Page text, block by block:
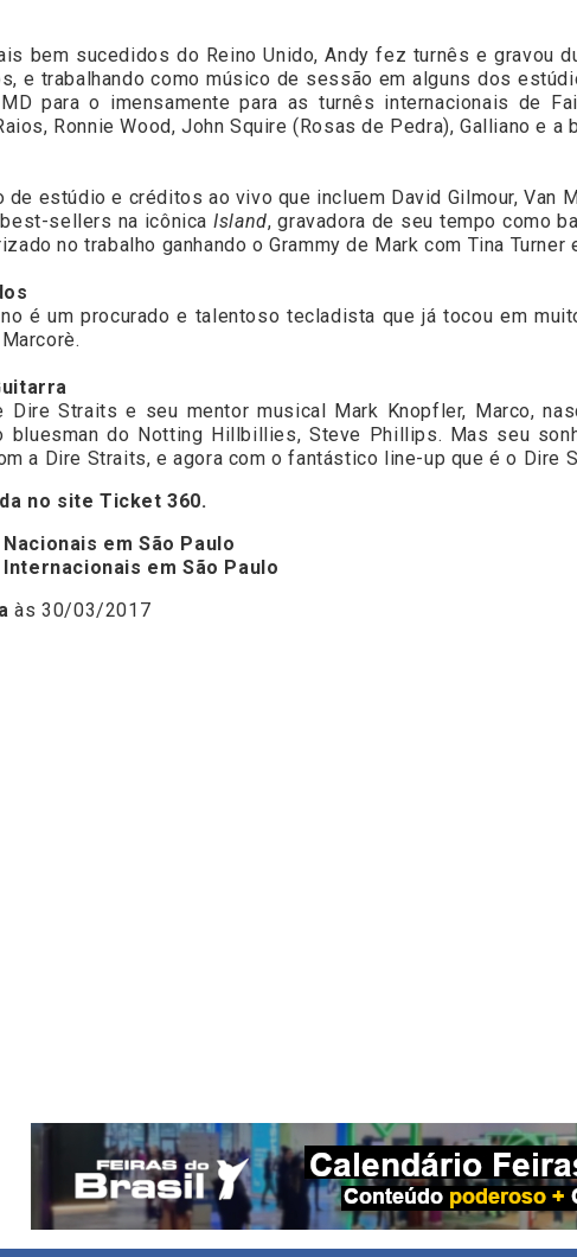
bem sucedidos do Reino Unido, Andy fez turnês e gravou
e trabalhando como músico de sessão em alguns dos
para o imensamente para as turnês internacionais de
Ronnie Wood, John Squire (Rosas de Pedra), Galliano e a
estúdio e créditos ao vivo que incluem David Gilmour, Van
sellers na icônicaIsland, gravadora de seu tempo como
no trabalho ganhando o Grammy de Mark com Tina Turner
é um procurado e talentoso tecladista que já tocou em
Dire Straits e seu mentor musical Mark Knopfler, Marco,
bluesman do Notting Hillbillies, Steve Phillips. Mas seu
a Dire Straits, e agora com o fantástico line-up que é o Dire
no site Ticket 360.
em São Paulo
em São Paulo
às 30/03/2017